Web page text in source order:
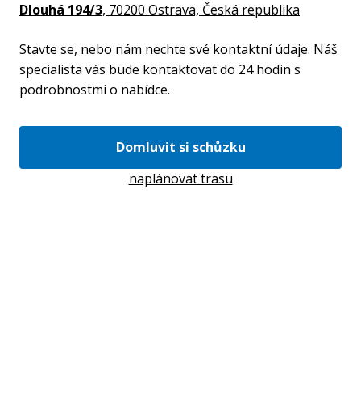
Dlouhá 194/3, 70200 Ostrava, Česká republika
Stavte se, nebo nám nechte své kontaktní údaje. Náš
specialista vás bude kontaktovat do 24 hodin s
podrobnostmi o nabídce.
Domluvit si schůzku
naplánovat trasu